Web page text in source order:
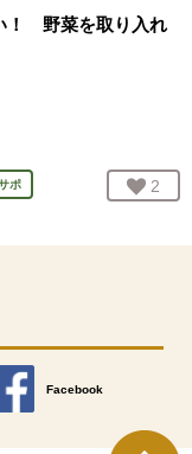
！ 野菜を取り入れ
ポ お気
2
Facebook
別のウィンドウで開きます